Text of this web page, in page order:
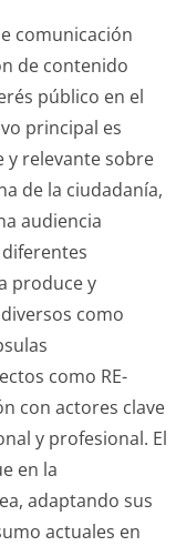
comunicación
de contenido
público en el
principal es
y relevante sobre
de la ciudadanía,
audiencia
produce y
como
como RE-
con actores clave
y profesional. El
en la
adaptando sus
actuales en